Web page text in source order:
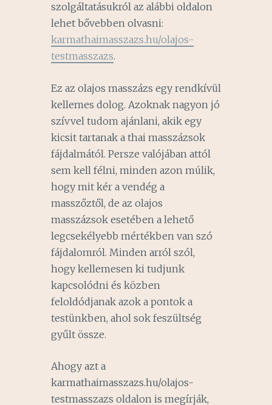
szolgáltatásukról az alábbi oldalon
lehet bővebben olvasni:
karmathaimasszazs.hu/olajos-
testmasszazs.
Ez az olajos masszázs egy rendkívül
kellemes dolog. Azoknak nagyon jó
szívvel tudom ajánlani, akik egy
kicsit tartanak a thai masszázsok
fájdalmától. Persze valójában attól
sem kell félni, minden azon múlik,
hogy mit kér a vendég a
masszőztől, de az olajos
masszázsok esetében a lehető
legcsekélyebb mértékben van szó
fájdalomról. Minden arról szól,
hogy kellemesen ki tudjunk
kapcsolódni és közben
feloldódjanak azok a pontok a
testünkben, ahol sok feszültség
gyűlt össze.
Ahogy azt a
karmathaimasszazs.hu/olajos-
testmasszazs oldalon is megírják,